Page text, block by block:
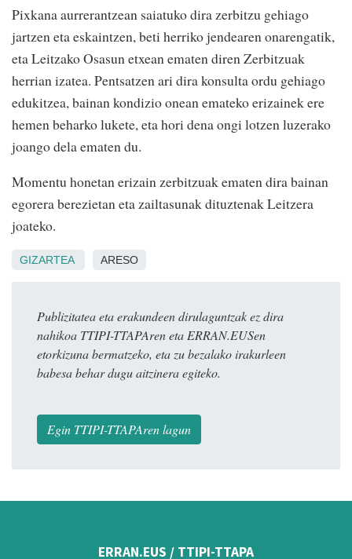
Pixkana aurrerantzean saiatuko dira zerbitzu gehiago
jartzen eta eskaintzen, beti herriko jendearen onarengatik,
eta Leitzako Osasun etxean ematen diren Zerbitzuak
herrian izatea. Pentsatzen ari dira konsulta ordu gehiago
edukitzea, bainan kondizio onean emateko erizainek ere
hemen beharko lukete, eta hori dena ongi lotzen luzerako
joango dela ematen du.
Momentu honetan erizain zerbitzuak ematen dira bainan
egorera berezietan eta zailtasunak dituztenak Leitzera
joateko.
GIZARTEA ARESO
Publizitatea eta erakundeen dirulaguntzak ez dira
nahikoa TTIPI-TTAPAren eta ERRAN.EUSen
etorkizuna bermatzeko, eta zu bezalako irakurleen
babesa behar dugu aitzinera egiteko.
Egin TTIPI-TTAPAren lagun
ERRAN.EUS / TTIPI-TTAPA